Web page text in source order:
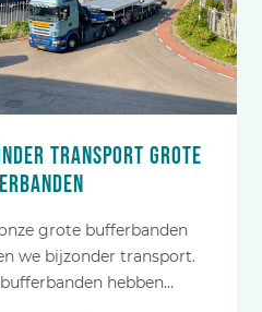
transport grote
grote bufferbanden
we bijzonder transport.
hebben…